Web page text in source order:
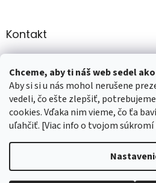
Chceme, aby ti náš web sedel
Aby si si u nás mohol nerušene
vedeli, čo ešte zlepšiť,
cookies. Vďaka nim vieme, čo ťa
uľahčiť. [Viac info o tvojom súkromí
Kontakt
+421 907947783
Vytvoril